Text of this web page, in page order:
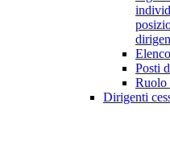
Posti
Ruolo
Dirigenti